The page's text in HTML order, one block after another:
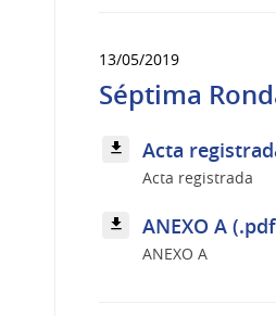
13/05/2019
Séptima
Acta
Acta registrada
ANEXO A
ANEXO A